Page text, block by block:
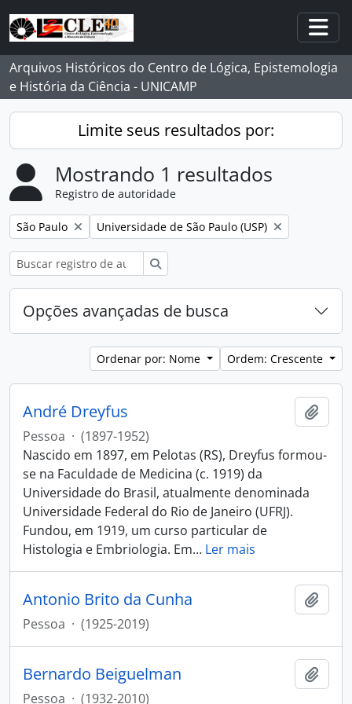
Skip to main content
Arquivos Históricos do Centro de Lógica, Epistemologia
e História da Ciência - UNICAMP
Limite seus resultados por:
Mostrando 1 resultados
Registro de autoridade
Remover filtro:
São Paulo Remover filtro:
Universidade de São Paulo (USP)
Opções avançadas de busca
Ordenar por: Nome Ordem: Crescente
André Dreyfus
Pessoa · (1897-1952)
Nascido em 1897, em Pelotas (RS), Dreyfus formou-
se na Faculdade de Medicina (c. 1919) da
Universidade do Brasil, atualmente denominada
Universidade Federal do Rio de Janeiro (UFRJ).
Fundou, em 1919, um curso particular de
Histologia e Embriologia. Em… Ler mais
Antonio Brito da Cunha
Pessoa · (1925-2019)
Bernardo Beiguelman
Pessoa · (1932-2010)